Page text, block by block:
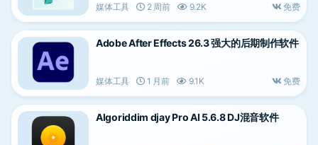
媒体工具 2 周前 9.2K 免费
Adobe After Effects 26.3 强大的后期制作软件
媒体工具 1 月前 9.1K 免费
Algoriddim djay Pro AI 5.6.8 DJ混音软件